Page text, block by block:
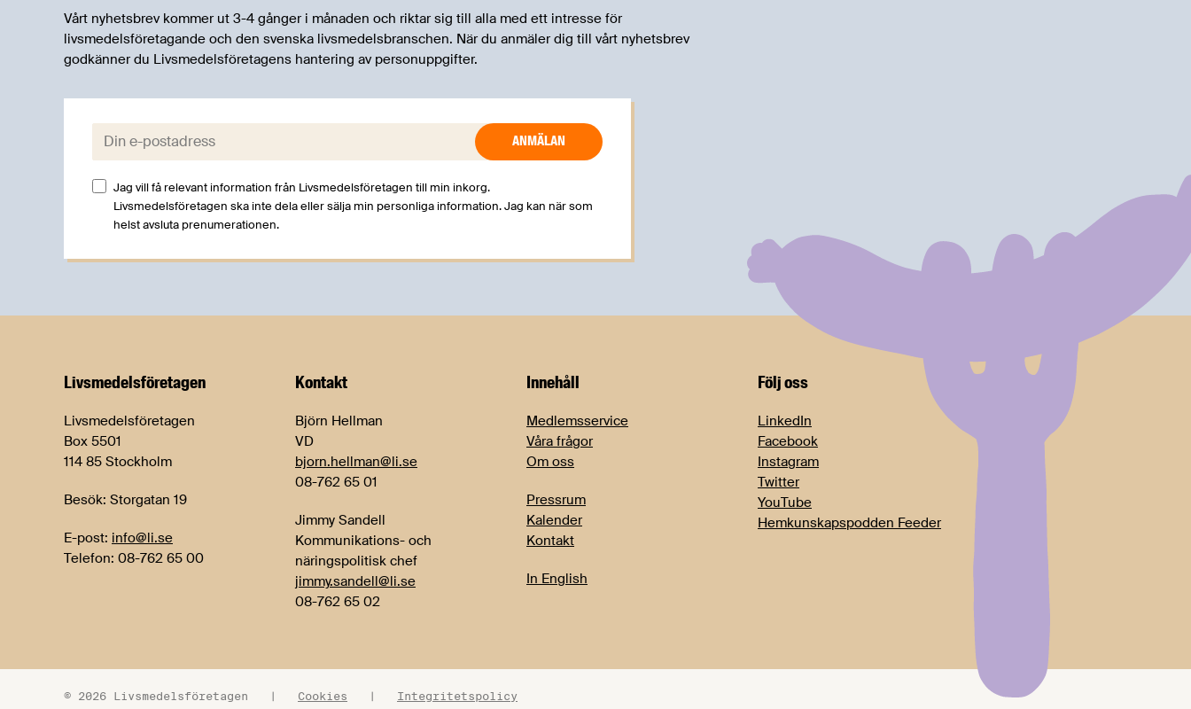
Vårt nyhetsbrev kommer ut 3-4 gånger i månaden och riktar sig till alla med ett intresse för
livsmedelsföretagande och den svenska livsmedelsbranschen. När du anmäler dig till vårt nyhetsbrev
godkänner du Livsmedelsföretagens hantering av personuppgifter.
E-post:
Jag vill få relevant information från Livsmedelsföretagen till min inkorg.
Livsmedelsföretagen ska inte dela eller sälja min personliga information. Jag kan när som
helst avsluta prenumerationen.
Livsmedels­företagen
Livsmedelsföretagen
Box 5501
114 85 Stockholm
Besök: Storgatan 19
E-post: info@li.se
Telefon: 08-762 65 00
Kontakt
Björn Hellman
VD
bjorn.hellman@li.se
08-762 65 01
Jimmy Sandell
Kommunikations- och
näringspolitisk chef
jimmy.sandell@li.se
08-762 65 02
Innehåll
Medlemsservice
Våra frågor
Om oss
Pressrum
Kalender
Kontakt
In English
Följ oss
LinkedIn
Facebook
Instagram
Twitter
YouTube
Hemkunskapspodden Feeder
© 2026 Livsmedelsföretagen | Cookies | Integritetspolicy